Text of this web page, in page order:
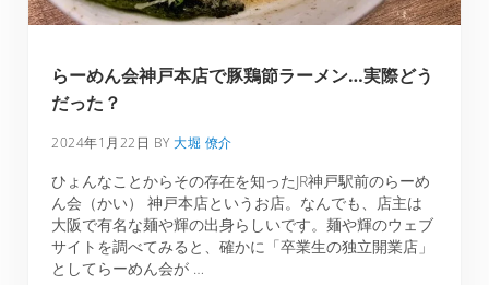
らーめん会神戸本店で豚鶏節ラーメン…実際どう
だった？
2024年1月22日 BY大堀 僚介
ひょんなことからその存在を知ったJR神戸駅前のらーめ
ん会（かい） 神戸本店というお店。なんでも、店主は
大阪で有名な麺や輝の出身らしいです。麺や輝のウェブ
サイトを調べてみると、確かに「卒業生の独立開業店」
としてらーめん会が …